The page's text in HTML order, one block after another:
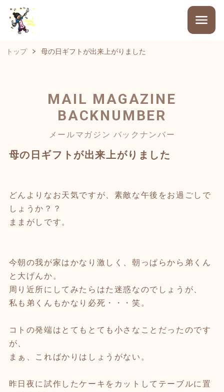
トップ 母の日ギフトが出来上がりました
MAIL MAGAZINE
BACKNUMBER
メールマガジン バックナンバー
母の日ギフトが出来上がりました
どんよりなお天気ですが、素敵な午後をお過ごしで
しょうか？？
ままがしです。
今朝の我が家はかなり激しく、朝っぱらから弟くん
と大げんか。
周り近所にしてみたらはた迷惑なのでしょうが、
私も弟くんもかなり必死・・・笑。
コトの発端はとてもとても小さなことだったのです
が、
まぁ、こればかりはしょうがない。
昨日夜に試作したケーキをカットしてテーブルに置